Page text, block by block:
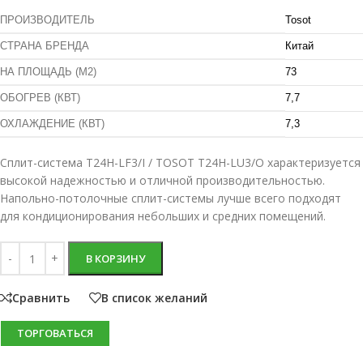
ПРОИЗВОДИТЕЛЬ Tosot
СТРАНА БРЕНДА Китай
НА ПЛОЩАДЬ (М2) 73
ОБОГРЕВ (КВТ) 7,7
ОХЛАЖДЕНИЕ (КВТ) 7,3
Сплит-система T24H-LF3/I / TOSOT T24H-LU3/O характеризуется
высокой надежностью и отличной производительностью.
Напольно-потолочные сплит-системы лучше всего подходят
для кондиционирования небольших и средних помещений.
В КОРЗИНУ
Сравнить В список желаний
ТОРГОВАТЬСЯ